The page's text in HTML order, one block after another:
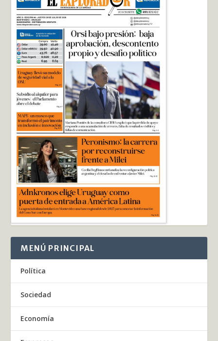
MENÚ PRINCIPAL
Política
Sociedad
Economía